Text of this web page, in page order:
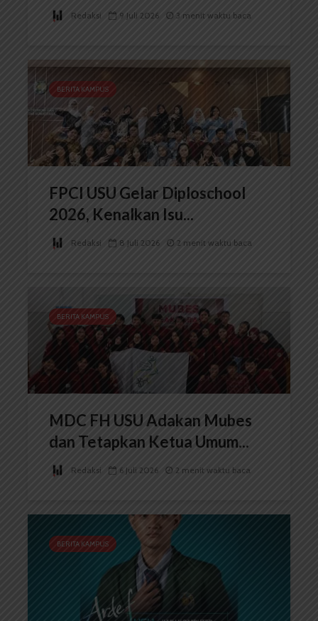
Redaksi 9 Juli 2026 3 menit waktu baca
BERITA KAMPUS
FPCI USU Gelar Diploschool
2026, Kenalkan Isu...
Redaksi 8 Juli 2026 2 menit waktu baca
BERITA KAMPUS
MDC FH USU Adakan Mubes
dan Tetapkan Ketua Umum...
Redaksi 6 Juli 2026 2 menit waktu baca
BERITA KAMPUS